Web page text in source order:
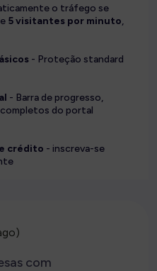
o tráfego se
5 visitantes por minuto,
- Proteção standard
- Barra de progresso,
do portal
crédito - inscreva-se
com